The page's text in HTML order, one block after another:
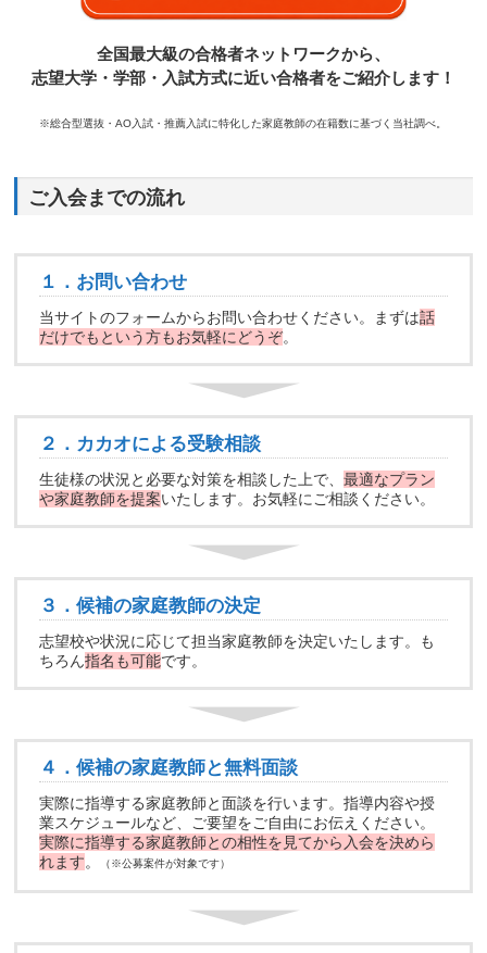
全国最大級の合格者ネットワークから、
志望大学・学部・入試方式に近い合格者をご紹介します！
※総合型選抜・AO入試・推薦入試に特化した家庭教師の在籍数に基づく当社調べ。
ご入会までの流れ
１．お問い合わせ
当サイトのフォームからお問い合わせください。まずは話
だけでもという方もお気軽にどうぞ。
２．カカオによる受験相談
生徒様の状況と必要な対策を相談した上で、最適なプラン
や家庭教師を提案いたします。お気軽にご相談ください。
３．候補の家庭教師の決定
志望校や状況に応じて担当家庭教師を決定いたします。も
ちろん指名も可能です。
４．候補の家庭教師と無料面談
実際に指導する家庭教師と面談を行います。指導内容や授
業スケジュールなど、ご要望をご自由にお伝えください。
実際に指導する家庭教師との相性を見てから入会を決めら
れます。 （※公募案件が対象です）